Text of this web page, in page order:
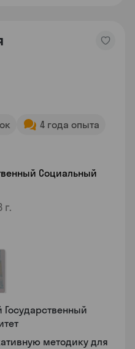
4 года опыта
Социальный
г.
методику для